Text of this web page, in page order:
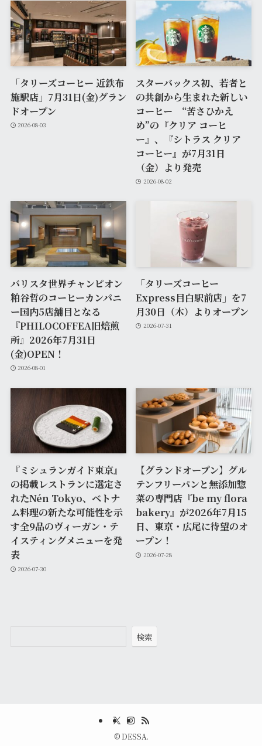
「タリーズコーヒー 近鉄布
施駅店」7月31日(金)グラン
ドオープン
2026-08-03
スターバックス初、若者と
の共創から生まれた新しい
コーヒー “苦さひかえ
め”の『クリア コーヒ
ー』、『シトラス クリア
コーヒー』が7月31日
（金）より発売
2026-08-02
バリスタ世界チャンピオン
粕谷哲のコーヒーカンパニ
ー国内5店舗目となる
『PHILOCOFFEA旧焙煎
所』2026年7月31日
(金)OPEN！
2026-08-01
「タリーズコーヒー
Express目白駅前店」を7
月30日（木）よりオープン
2026-07-31
『ミシュランガイド東京』
の掲載レストランに選定さ
れたNén Tokyo、ベトナ
ム料理の新たな可能性を示
す全9品のヴィーガン・テ
イスティングメニューを発
表
2026-07-30
【グランドオープン】グル
テンフリーパンと無添加惣
菜の専門店『be my flora
bakery』が2026年7月15
日、東京・広尾に待望のオ
ープン！
2026-07-28
検索
©DESSA.